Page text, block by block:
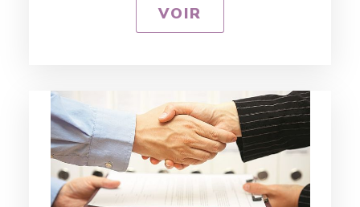
VOIR